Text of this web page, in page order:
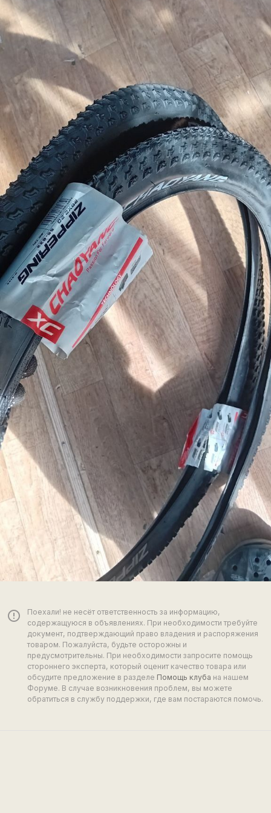
error_outline
Поехали! не несёт ответственность за информацию,
содержащуюся в объявлениях. При необходимости требуйте
документ, подтверждающий право владения и распоряжения
товаром. Пожалуйста, будьте осторожны и
предусмотрительны. При необходимости запросите помощь
стороннего эксперта, который оценит качество товара или
обсудите предложение в разделе Помощь клуба на нашем
Форуме. В случае возникновения проблем, вы можете
обратиться в службу поддержки, где вам постараются помочь.